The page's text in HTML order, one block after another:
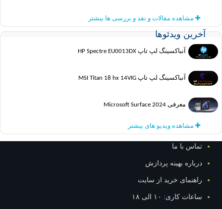
مشاهده مقالات و نقد و بررسی ها بیشتر
ویدئوها
آنباکسینگ لپ تاپ HP Spectre EU0013DX
آنباکسینگ لپ تاپ MSI Titan 18 hx 14VIG
معرفی Microsoft Surface 2024
مشاهده ویدیو های بیشتر
با ما
بهینه پردازش
خرید از سایت
کاری: ۱۰ الی ۱۸